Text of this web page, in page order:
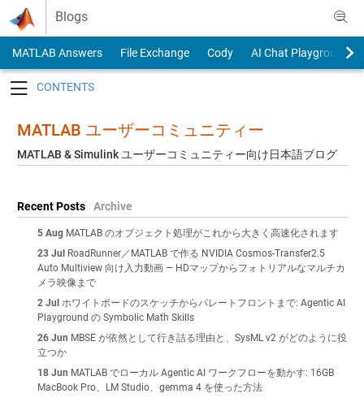
Skip to content
Blogs
MATLAB Answers File Exchange Cody
AI Chat Playground
MATLAB ユーザーコミュニティー
MATLAB & Simulink ユーザーコミュニティー向け日本語ブログ
Recent Posts Archive
5 Aug MATLAB のオブジェクト処理がこれから大きく高速化されます
23 Jul RoadRunner／MATLAB で作る NVIDIA Cosmos-Transfer2.5
Auto Multiview 向け入力動画 — HDマップからフォトリアルなマルチカ
メラ映像まで
2 Jul ホワイトボードのスケッチからパレートフロントまで: Agentic AI
Playground の Symbolic Math Skills
26 Jun MBSE が依然として行き詰る理由と、SysML v2 がどのように役
立つか
18 Jun MATLAB でローカル Agentic AI ワークフローを動かす: 16GB
MacBook Pro、LM Studio、gemma 4 を使った方法